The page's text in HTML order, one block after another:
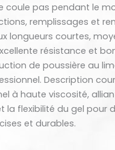
coule pas pendant le
remplissages et
longueurs courtes,
résistance et
de poussière au
Description
à haute viscosité,
la flexibilité du gel pour
et durables.